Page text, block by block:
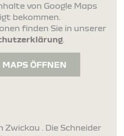
von Google Maps
bekommen.
finden Sie in unserer
.
MAPS ÖFFNEN
. Die Schneider